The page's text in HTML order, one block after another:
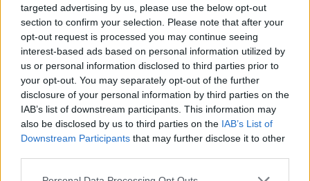
targeted advertising by us, please use the below opt-out
section to confirm your selection. Please note that after your
opt-out request is processed you may continue seeing
interest-based ads based on personal information utilized by
us or personal information disclosed to third parties prior to
your opt-out. You may separately opt-out of the further
disclosure of your personal information by third parties on the
IAB’s list of downstream participants. This information may
also be disclosed by us to third parties on the IAB’s List of
Downstream Participants that may further disclose it to other
sprzeciwu, a nawet uratować życie w najbardziej
dosłownym tego sformułowania znaczeniu.
Rację miał profesor Heinrich Q. z opowiadania
Borowskiego, który powiedział, że twórczość
artystyczna jest aktem zaangażowania
politycznego. Jednak jest to najpiękniejszy i
najbardziej szczery akt takiego zaangażowania,
jaki tylko można sobie wyobrazić.
Najpiękniejszy, bo wolny od pretensjonalności,